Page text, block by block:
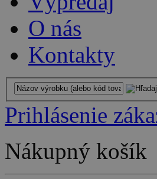
O nás
Kontakty
Prihlásenie
Nákupný košík